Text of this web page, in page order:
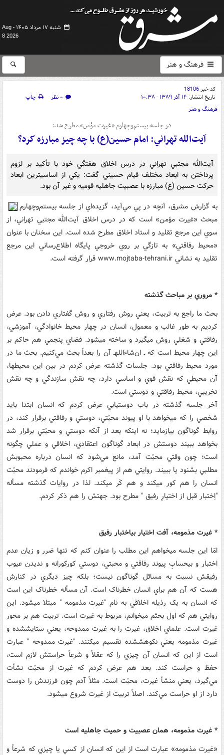
شنبه ۱۷ مرداد ۱۴۰۵ -
Aug
8 2026
فرهنگ و هنر
کد خبر18106
تاریخ انتشار: ۱۴ آذر ۱۳۸۹ - ۱۰:۳۸ ۰ نظر
چاپ
فرهنگ و هنر
در جلسه بيستم‌وچهارم «غيرت مؤمن» مطرح شد؛
آيت‌الله تهراني: امام حسين(ع) با چه چيز مبارزه کرد؟
آيت‌الله مجتبي تهراني در درس اخلاق هفتگي خود با تأکيد بر لزوم
پرداختن به ابعاد مختلف قيام حسيني گفت: يکي از اساسي‏ترين ابعاد
حرکت حسين (ع) مبارزه با عصبيت جاهليه قوميه و غير آن بود.
به گزارش مشرق، آنچه در پي مي‌آيد، گزيده‌اي از جلسه بيستم‌وچهارم
مبحث «غيرت مؤمن» است که در درس اخلاق آيت‌الله مجتبي تهراني، از
سوي اين مرجع تقليد و استاد اخلاق مطرح شده است. اين سخنان با عنوان
«محيط رفاقتي» به تازگي بر روي خروجي پايگاه اطلاع‌رساني اين مرجع
تقليد به نشاني www.mojtaba-tehrani.ir قرار گرفته است.
* مروري بر مباحث گذشته
بحث ما راجع به تربيت، يعني روش رفتاري و روش گفتاري دادن بود. عرض
کرديم به طور غالب و معمول، انسان در چهار محيط خانوادگي، آموزشي،
رفاقتي و شغلي روش مي‏گيرد و ساخته مي‏شود. فضاي پنجمي هم حاکم بر
اين چهار محيط است که ـ ان‌شاءالله‏ـ آن را بعداً بحث مي‌کنيم. بحث ما در
مورد محيط رفاقتي بود. جلسات گذشته عرض کردم در بين اين محيط‏ها،
آن محيطي که نقش قوي و اساسي دارد، چه نقش سازندگي و چه نقش
تخريبي، محيط رفاقتي و دوستي است.
آخر جلسه گذشته در باب دوست‏يابي عرض کردم که انسان ابتدا بايد
شخصي را که مي‏خواهد با او پيوند محبّتي، دوستي و رفاقتي برقرار کند، در
روابط گوناگون بيازمايد؛ نه اينکه بعد از آنکه دوستي و محبّتي برقرار شد
بخواهد ببيند دوستش در ابعاد گوناگون اعتقادي، اخلاقي و عملي چگونه
است؛ چون وقتي محبّت آمد، مانع مي‌شود که انسان درباره محبوبش
مطلبي بشنود يا ببيند. روايتي هم از پيغمبر اکرم خواندم که فرمودند محبّت
انسان را هم کور مي‏کند و هم کَر مي‏کند. لذا در روايات گذشته مسأله
"اِختبار قبل از اختيارِ رفيق " مطرح بود. جهتش را هم ذکر کردم.
* غيرت مذمومه، آفت اختيار بي‏اختبار رفيق
امّا اين جلسه مي‏خواهم اين مطلب را عنوان کنم که تنها ضرر و زيان عدم
اختبار و بي‏حسابِ پيوند رفاقتي و محبتي، دوستي کورکورانه و نديدن عيوب
رفيقش نسبت به مسائل گوناگون نيست؛ بلکه چيز ديگري در کنارش
هست که آن هم براي انسان خطرناک است. آن مسأله خطرناک اين است
که انسان به يک رذيله اخلاقي به نام "غيرت مذمومه " مبتلا مي‏شود. اين
روايتي هم که اول بحثم مي‏خوانم، مربوط به غيرت است. تربيت هم بر محور
غيرت است. علماي اخلاق، غيرت را به غيرت ممدوحه، يعني ستايش‏شده و
غيرت مذمومه يعني نکوهش‏شده تقسيم مي‏کنند. "غيرت ممدوحه " عبارت
است از اين که انسان آن چيزي را که عقلاً و شرعاً حراستش لازم است،
حفظ و حراست کند. بعد هم عرض کردم که غيرت از محبّت نشأت
مي‌گيرد، يعني منشأ غيرت، محبّت است. مثلاً آدم چون فرزندش را دوست
دارد از او حراست مي‌کند. اصلاً تربيت از غيرت شروع مي‏شود.
* غيرت مذمومه، همان عصبيت و حميت جاهليه است
«غيرت مذمومه» عبارت است از اين که انسان از کسي يا چيزي که شرعاً و